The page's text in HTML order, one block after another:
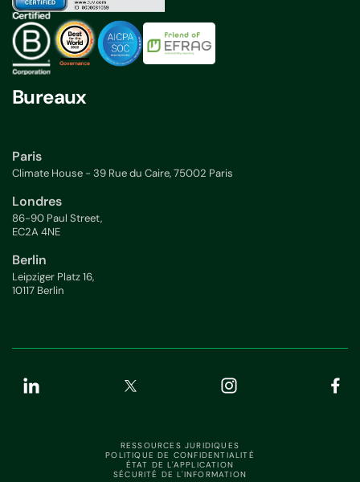
Bureaux
Paris
Climate House - 39 Rue du Caire, 75002 Paris
Londres
86-90 Paul Street,
EC2A 4NE
Berlin
Leipziger Platz 16,
10117 Berlin
RESSOURCES JURIDIQUES
POLITIQUE DE CONFIDENTIALITÉ
ÉTAT DE L'APPLICATION
SÉCURITÉ DE L'INFORMATION